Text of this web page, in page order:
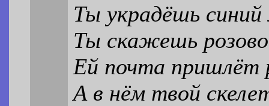
Ты украдёшь
Ты скажешь
Ей почта
А в нём твой